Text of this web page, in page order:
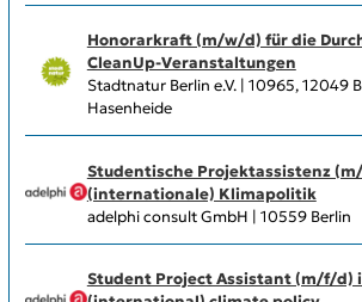
Honorarkraft (m/w/d) für die
CleanUp-Veranstaltungen
Stadtnatur Berlin e.V. | 10965, 12049
Hasenheide
Studentische Projektassistenz
(internationale) Klimapolitik
adelphi consult GmbH | 10559 Berlin
Student Project Assistant (m/f/d)